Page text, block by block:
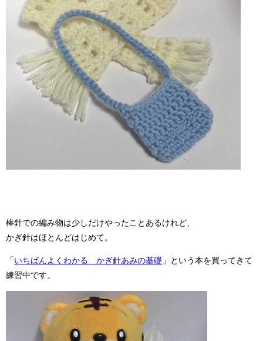
棒針での編み物は少しだけやったことあるけれど、
かぎ針はほとんどはじめて。
「 いちばんよくわかる かぎ針あみの基礎 」という本を買ってきて
練習中です。